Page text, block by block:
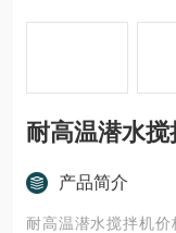
耐高温潜水
产品简介
耐高温潜水搅拌机